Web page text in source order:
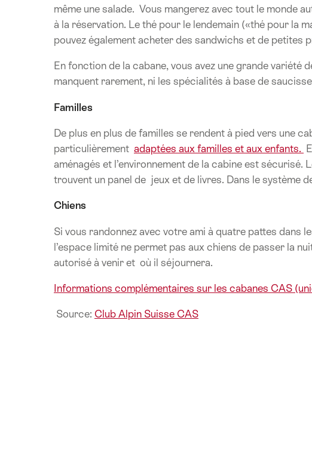
même une salade. Vous mangerez avec tout le monde
à la réservation. Le thé pour le lendemain («thé pour la
pouvez également acheter des sandwichs et de petites
En fonction de la cabane, vous avez une grande
manquent rarement, ni les spécialités à base de
Familles
De plus en plus de familles se rendent à pied vers une
particulièrement adaptées aux familles et aux enfants.
aménagés et l’environnement de la cabine est
trouvent un panel de jeux et de livres. Dans le système
Chiens
Si vous randonnez avec votre ami à quatre pattes dans
l’espace limité ne permet pas aux chiens de passer la
autorisé à venir et où il séjournera.
Informations complémentaires sur les cabanes CAS
Source: Club Alpin Suisse CAS